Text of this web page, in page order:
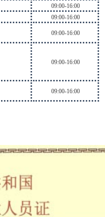
09:00-16:00
09:00-16:00
09:00-16:00
09:00-16:00
09:00-16:00